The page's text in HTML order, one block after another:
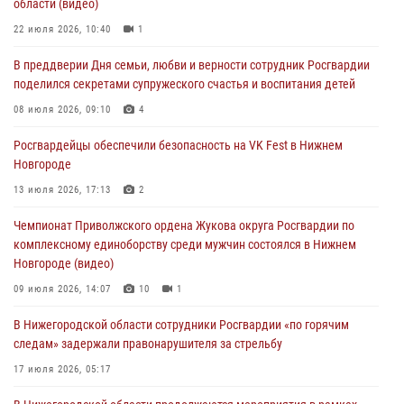
Росгвардейцы обеспечили безопасность на VK Fest в Нижнем
13 июля 2026, 17:13
Нижегородские росгвардейцы за прошедшую неделю выезжали
13 июля 2026, 06:45
Росгвардейцы предотвратили серию краж в Нижнем Новгороде
области (видео)
22 июля 2026, 10:40 1
В преддверии Дня семьи, любви и верности сотрудник Росгвардии
поделился секретами супружеского счастья и воспитания детей
08 июля 2026, 09:10 4
Росгвардейцы обеспечили безопасность на VK Fest в Нижнем
Новгороде
13 июля 2026, 17:13 2
Чемпионат Приволжского ордена Жукова округа Росгвардии по
комплексному единоборству среди мужчин состоялся в Нижнем
Новгороде (видео)
09 июля 2026, 14:07 10 1
В Нижегородской области сотрудники Росгвардии «по горячим
следам» задержали правонарушителя за стрельбу
17 июля 2026, 05:17